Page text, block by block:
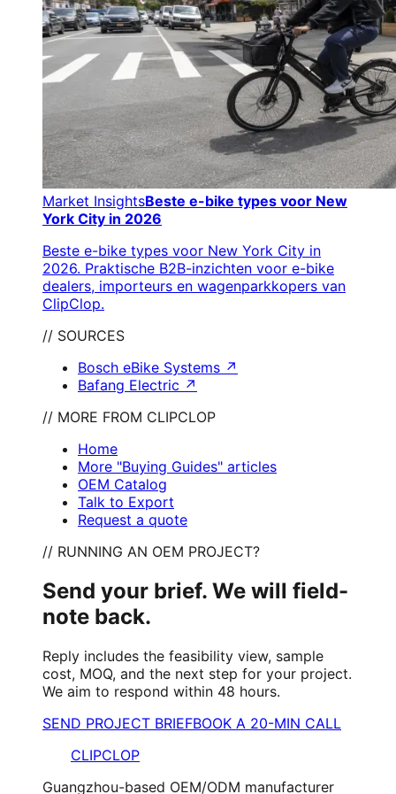
Market InsightsBeste e-bike types voor New
York City in 2026
Beste e-bike types voor New York City in
2026. Praktische B2B-inzichten voor e-bike
dealers, importeurs en wagenparkkopers van
ClipClop.
// SOURCES
Bosch eBike Systems ↗
Bafang Electric ↗
// MORE FROM CLIPCLOP
Home
More "Buying Guides" articles
OEM Catalog
Talk to Export
Request a quote
// RUNNING AN OEM PROJECT?
Send your brief. We will field-
note back.
Reply includes the feasibility view, sample
cost, MOQ, and the next step for your project.
We aim to respond within 48 hours.
SEND PROJECT BRIEFBOOK A 20-MIN CALL
CLIPCLOP
Guangzhou-based OEM/ODM manufacturer